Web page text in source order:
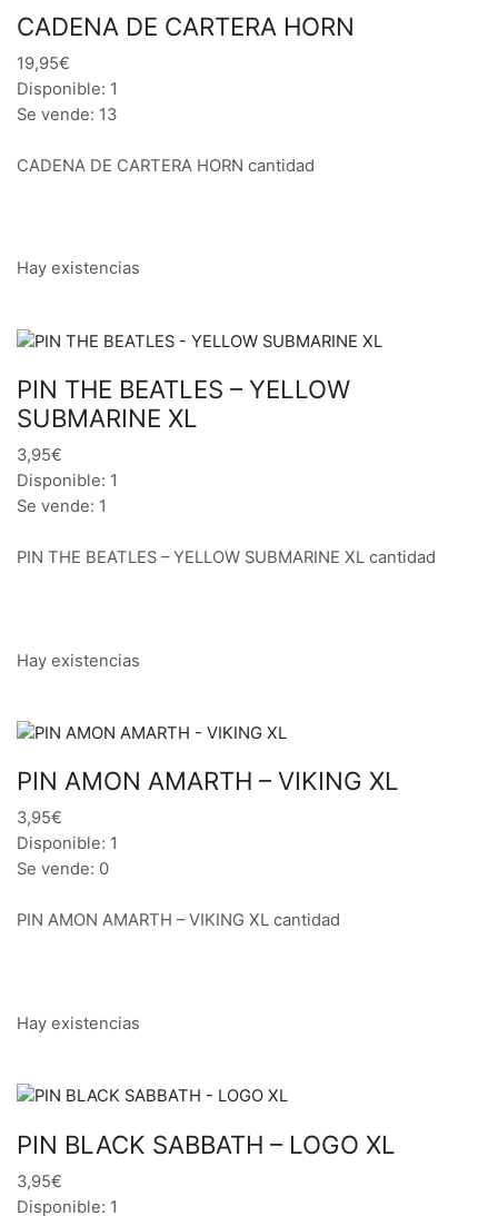
CADENA DE CARTERA HORN
19,95€
Disponible: 1
Se vende: 13
CADENA DE CARTERA HORN cantidad
Hay existencias
PIN THE BEATLES – YELLOW
SUBMARINE XL
3,95€
Disponible: 1
Se vende: 1
PIN THE BEATLES – YELLOW SUBMARINE XL cantidad
Hay existencias
PIN AMON AMARTH – VIKING XL
3,95€
Disponible: 1
Se vende: 0
PIN AMON AMARTH – VIKING XL cantidad
Hay existencias
PIN BLACK SABBATH – LOGO XL
3,95€
Disponible: 1